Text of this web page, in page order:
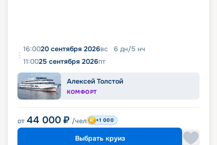
16:0020 сентября 2026вс 6 дн/5 нч
11:0025 сентября 2026пт
Алексей Толстой
КОМФОРТ
от 44 000 ₽ /чел +1 000
Выбрать круиз